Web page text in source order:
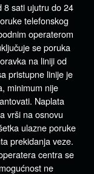
8 sati ujutru do 24
telefonskog
operaterom
se poruka
na liniji od
pristupne linije je
minimum nije
Naplata
vrši na osnovu
ulazne poruke
prekidanja veze.
centra se
ne